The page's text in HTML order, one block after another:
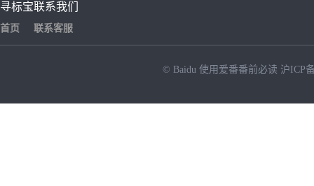
寻标宝
首页
联系我们
联系客服
© Baidu 使用爱番番前必读 沪ICP